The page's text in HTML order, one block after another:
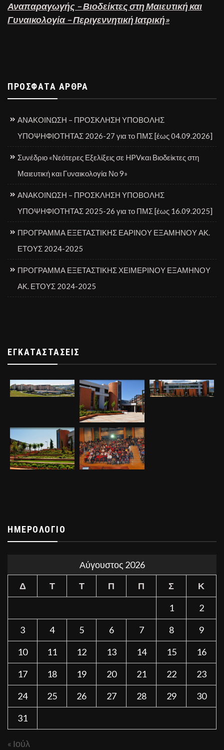
Αναπαραγωγής – Βιοδείκτες στη Μαιευτική και
Γυναικολογία – Περιγεννητική Ιατρική»
ΠΡΌΣΦΑΤΑ ΆΡΘΡΑ
ΑΝΑΚΟΙΝΩΣΗ – ΠΡΟΣΚΛΗΣΗ ΥΠΟΒΟΛΗΣ
ΥΠΟΨΗΦΙΟΤΗΤΑΣ 2026-27 για το ΠΜΣ [έως 04.09.2026]
Συνέδριο «Νεότερες Εξελίξεις σε HPVκαι Βιοδείκτες στη
Μαιευτική και Γυναικολογία Νο 9»
ΑΝΑΚΟΙΝΩΣΗ – ΠΡΟΣΚΛΗΣΗ ΥΠΟΒΟΛΗΣ
ΥΠΟΨΗΦΙΟΤΗΤΑΣ 2025-26 για το ΠΜΣ [έως 16.09.2025]
ΠΡΟΓΡΑΜΜΑ ΕΞΕΤΑΣΤΙΚΗΣ ΕΑΡΙΝΟΥ ΕΞΑΜΗΝΟΥ ΑΚ.
ΕΤΟΥΣ 2024-2025
ΠΡΟΓΡΑΜΜΑ ΕΞΕΤΑΣΤΙΚΗΣ ΧΕΙΜΕΡΙΝΟΥ ΕΞΑΜΗΝΟΥ
ΑΚ. ΕΤΟΥΣ 2024-2025
ΕΓΚΑΤΑΣΤΆΣΕΙΣ
ΗΜΕΡΟΛΌΓΙΟ
Αύγουστος 2026
Δ
Τ Τ Π Π Σ
Κ
1
2
3
4 5 6 7 8
9
10
11 12 13 14 15
16
17
18 19 20 21 22
23
24
25 26 27 28 29
30
31
« Ιούλ